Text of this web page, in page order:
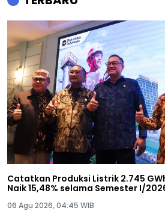
Catatkan Produksi Listrik 2.745
Naik 15,48% selama Semester I/
06 Agu 2026, 04:45 WIB